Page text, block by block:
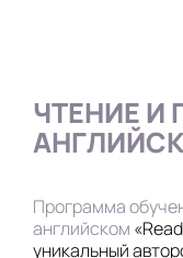
ЧТЕНИЕ И
Программа
английском
уникальный